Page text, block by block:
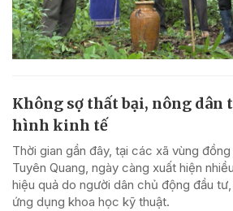
Không sợ thất bại, nông dân
hình kinh tế
Thời gian gần đây, tại các xã vùng
Tuyên Quang, ngày càng xuất hiện
hiệu quả do người dân chủ động đầu
ứng dụng khoa học kỹ thuật.